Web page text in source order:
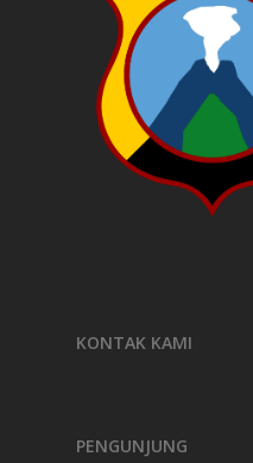
KONTAK KAMI
PENGUNJUNG